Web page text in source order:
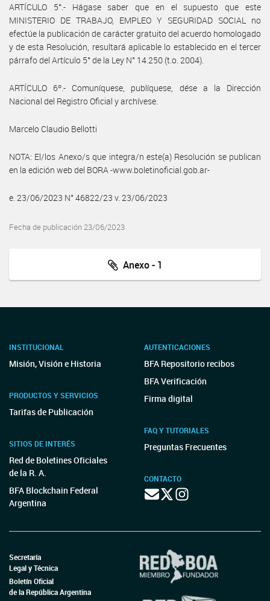
ARTÍCULO 5°.- Hágase saber que en el supuesto que este
MINISTERIO DE TRABAJO, EMPLEO Y SEGURIDAD SOCIAL no
efectúe la publicación de carácter gratuito del acuerdo homologado
y de esta Resolución, resultará aplicable lo establecido en el tercer
párrafo del Artículo 5° de la Ley N° 14.250 (t.o. 2004).
ARTÍCULO 6º.- Comuníquese, publíquese, dése a la Dirección
Nacional del Registro Oficial y archívese.
Marcelo Claudio Bellotti
NOTA: El/los Anexo/s que integra/n este(a) Resolución se publican
en la edición web del BORA -www.boletinoficial.gob.ar-
e. 23/06/2023 N° 46822/23 v. 23/06/2023
Fecha de publicación 23/06/2023
Anexo - 1
INSTITUCIONAL
Misión, Visión e Historia
PRODUCTOS Y SERVICIOS
Tarifas de Publicación
SITIOS DE INTERÉS
Red de Boletines Oficiales
de la R. A.
BFA Blockchain Federal
Argentina
AUTENTICACIONES
BFA Repositorio recibos
BFA Verificación
Firma digital
FAQ Y TUTORIALES
Preguntas Frecuentes
CONTACTO
Secretaría
Legal y Técnica
Boletín Oficial
de la República Argentina